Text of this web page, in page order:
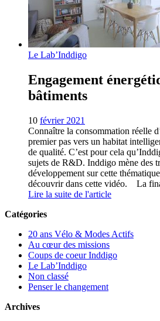
Le Lab’Inddigo
Engagement
bâtiments
10 février 2021
Connaître la consommation réelle
premier pas vers un habitat
de qualité. C’est pour cela
sujets de R&D. Inddigo mène des
développement sur cette
découvrir dans cette vidéo. La
Lire la suite de l'article
Catégories
20 ans Vélo & Modes Actifs
Au cœur des missions
Coups de coeur Inddigo
Le Lab’Inddigo
Non classé
Penser le changement
Archives